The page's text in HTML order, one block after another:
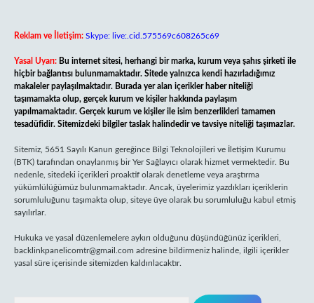
Reklam ve İletişim: Skype: live:.cid.575569c608265c69
Yasal Uyarı: Bu internet sitesi, herhangi bir marka, kurum veya şahıs şirketi ile
hiçbir bağlantısı bulunmamaktadır. Sitede yalnızca kendi hazırladığımız
makaleler paylaşılmaktadır. Burada yer alan içerikler haber niteliği
taşımamakta olup, gerçek kurum ve kişiler hakkında paylaşım
yapılmamaktadır. Gerçek kurum ve kişiler ile isim benzerlikleri tamamen
tesadüfidir. Sitemizdeki bilgiler taslak halindedir ve tavsiye niteliği taşımazlar.
Sitemiz, 5651 Sayılı Kanun gereğince Bilgi Teknolojileri ve İletişim Kurumu
(BTK) tarafından onaylanmış bir Yer Sağlayıcı olarak hizmet vermektedir. Bu
nedenle, sitedeki içerikleri proaktif olarak denetleme veya araştırma
yükümlülüğümüz bulunmamaktadır. Ancak, üyelerimiz yazdıkları içeriklerin
sorumluluğunu taşımakta olup, siteye üye olarak bu sorumluluğu kabul etmiş
sayılırlar.
Hukuka ve yasal düzenlemelere aykırı olduğunu düşündüğünüz içerikleri,
backlinkpanelicomtr@gmail.com adresine bildirmeniz halinde, ilgili içerikler
yasal süre içerisinde sitemizden kaldırılacaktır.